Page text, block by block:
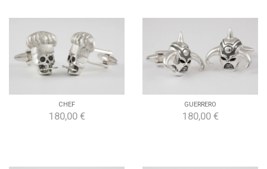
CHEF
180,00 €
GUERRERO
180,00 €